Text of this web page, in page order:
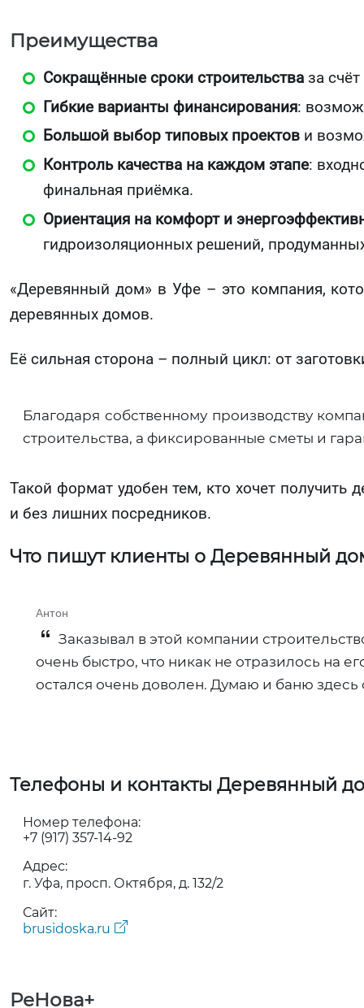
Преимущества
Сокращённые сроки строительства за
Гибкие варианты финансирования:
Большой выбор типовых проектов и
Контроль качества на каждом этапе:
финальная приёмка.
Ориентация на комфорт и
гидроизоляционных решений,
«Деревянный дом» в Уфе – это компания,
деревянных домов.
Её сильная сторона – полный цикл: от
Благодаря собственному производству
строительства, а фиксированные сметы и
Такой формат удобен тем, кто хочет получить
и без лишних посредников.
Что пишут клиенты о Деревянный
Антон
Заказывал в этой компании
очень быстро, что никак не отразилось на
остался очень доволен. Думаю и баню здесь
Телефоны и контакты Деревянный
Номер телефона:
+7 (917) 357-14-92
Адрес:
г. Уфа, просп. Октября, д. 132/2
Сайт:
brusidoska.ru
РеНова+